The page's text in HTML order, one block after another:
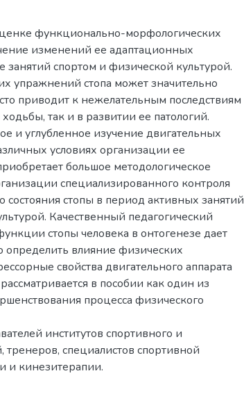
функционально-морфологических
изменений ее адаптационных
занятий спортом и физической культурой.
упражнений стопа может значительно
приводит к нежелательным последствиям
так и в развитии ее патологий.
и углубленное изучение двигательных
условиях организации ее
большое методологическое
специализированного контроля
стопы в период активных занятий
Качественный педагогический
стопы человека в онтогенезе дает
определить влияние физических
свойства двигательного аппарата
в пособии как один из
процесса физического
институтов спортивного и
специалистов спортивной
и кинезитерапии.